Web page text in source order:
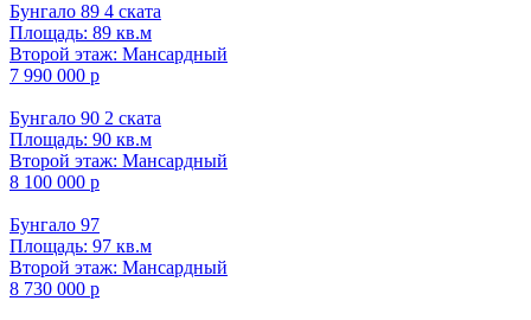
Бунгало 89 4 ската
Площадь: 89 кв.м
Второй этаж: Мансардный
7 990 000 р
Бунгало 90 2 ската
Площадь: 90 кв.м
Второй этаж: Мансардный
8 100 000 р
Бунгало 97
Площадь: 97 кв.м
Второй этаж: Мансардный
8 730 000 р